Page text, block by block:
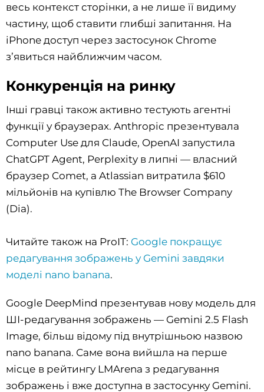
весь контекст сторінки, а не лише її видиму
частину, щоб ставити глибші запитання. На
iPhone доступ через застосунок Chrome
з’явиться найближчим часом.
Конкуренція на ринку
Інші гравці також активно тестують агентні
функції у браузерах. Anthropic презентувала
Computer Use для Claude, OpenAI запустила
ChatGPT Agent, Perplexity в липні — власний
браузер Comet, а Atlassian витратила $610
мільйонів на купівлю The Browser Company
(Dia).
Читайте також на ProIT: Google покращує
редагування зображень у Gemini завдяки
моделі nano banana.
Google DeepMind презентував нову модель для
ШІ-редагування зображень — Gemini 2.5 Flash
Image, більш відому під внутрішньою назвою
nano banana. Саме вона вийшла на перше
місце в рейтингу LMArena з редагування
зображень і вже доступна в застосунку Gemini.